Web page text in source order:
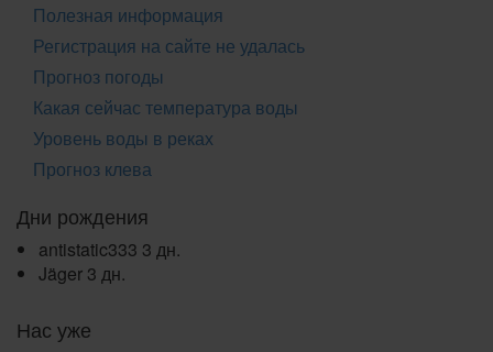
Полезная информация
Регистрация на сайте не удалась
Прогноз погоды
Какая сейчас температура воды
Уровень воды в реках
Прогноз клева
Дни рождения
antistatic333 3 дн.
Jäger 3 дн.
Нас уже